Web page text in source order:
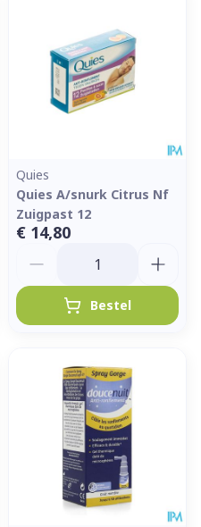
Quies
Quies A/snurk Citrus Nf
Zuigpast 12
€ 14,80
Bestel